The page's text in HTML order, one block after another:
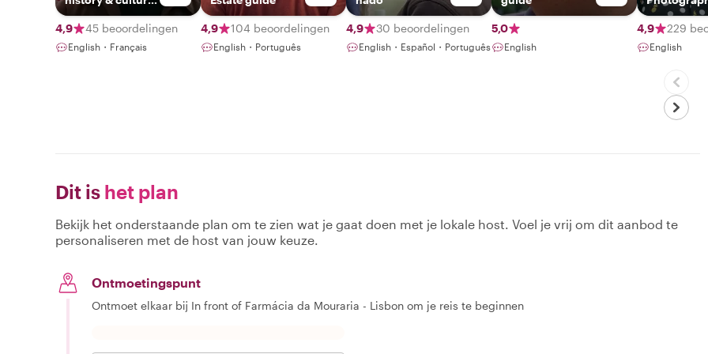
specialist
4,9
45 beoordelingen
English・Français
4,9 104 beoordelingen
English・Português
4,9 30 beoordelingen
English・Español・Português
5,0
English
4,9 229
English
Dit is het plan
Bekijk het onderstaande plan om te zien wat je gaat doen met je lokale host. Voel je vrij om dit aanbod te
personaliseren met de host van jouw keuze.
Ontmoetingspunt
Ontmoet elkaar bij In front of Farmácia da Mouraria - Lisbon om je reis te beginnen